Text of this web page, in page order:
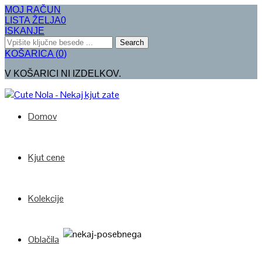
MOJ RAČUN
LISTA ŽELJA0
ISKANJE
Search
KOŠARICA (0)
V KOŠARICI NI IZDELKOV.
Domov
Kjut cene
Kolekcije
Oblačila